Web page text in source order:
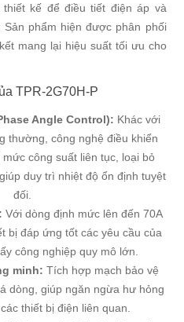
kế để điều tiết điện áp và
phẩm hiện được phân phối
kết mang lại hiệu suất tối ưu cho
TPR-2G70H-P
Angle Control): Khác với
thường, công nghệ điều khiển
công suất liên tục, loại bỏ
duy trì nhiệt độ ổn định tuyệt
đối.
Với dòng định mức lên đến 70A
bị đáp ứng tốt các yêu cầu của
công nghiệp quy mô lớn.
minh: Tích hợp mạch bảo vệ
dòng, giúp ngăn ngừa hư hỏng
thiết bị điện liên quan.